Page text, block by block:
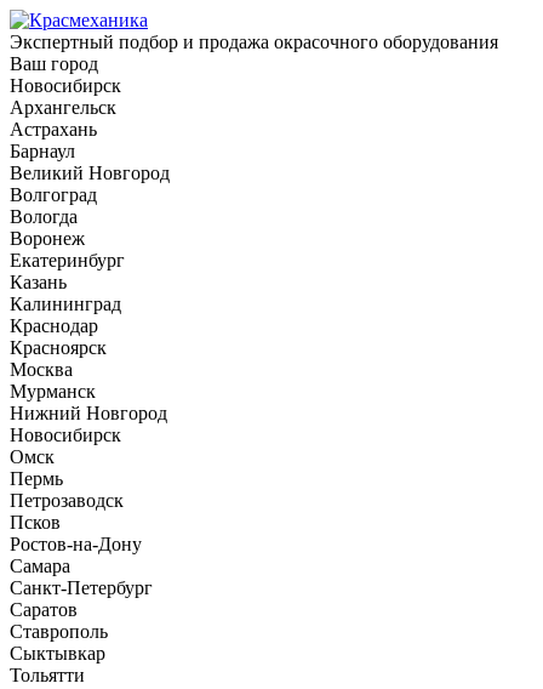
Экспертный подбор и продажа окрасочного оборудования
Ваш город
Новосибирск
Архангельск
Астрахань
Барнаул
Великий Новгород
Волгоград
Вологда
Воронеж
Екатеринбург
Казань
Калининград
Краснодар
Красноярск
Москва
Мурманск
Нижний Новгород
Новосибирск
Омск
Пермь
Петрозаводск
Псков
Ростов-на-Дону
Самара
Санкт-Петербург
Саратов
Ставрополь
Сыктывкар
Тольятти